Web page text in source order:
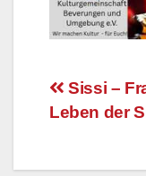
Sissi –